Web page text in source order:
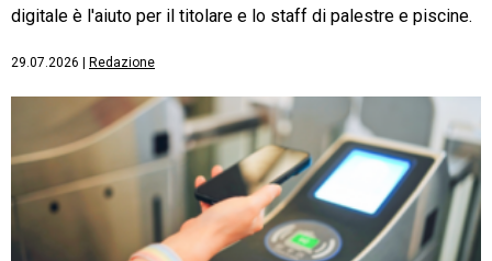
digitale è l'aiuto per il titolare e lo staff di palestre e piscine.
29.07.2026 Redazione